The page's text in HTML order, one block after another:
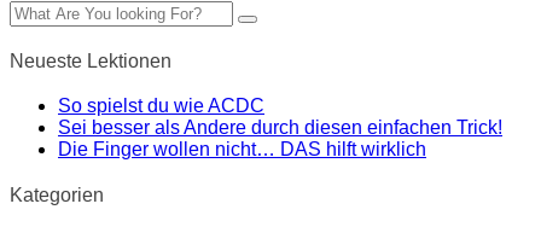
Neueste Lektionen
So spielst du wie ACDC
Sei besser als Andere durch diesen einfachen Trick!
Die Finger wollen nicht… DAS hilft wirklich
Kategorien